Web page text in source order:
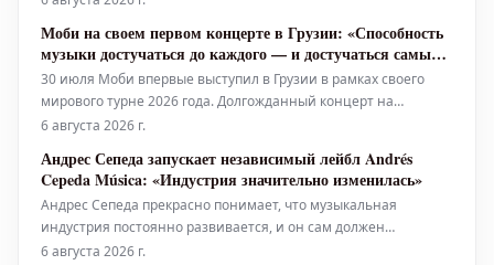
Дэйли во вторник обратился к своим поклонникам в
Instagram, чтобы заверить их,
Моби на своем первом концерте в Грузии: «Способность
музыки достучаться до каждого — и достучаться самым
личным образом»
30 июля Моби впервые выступил в Грузии в рамках своего
мирового турне 2026 года. Долгожданный концерт на
Международном автомотодроме Рустави под Тбилиси был
история музыкальной индустрии хранит имена многих
выдающихся музыкантов. Од
6 августа 2026 г.
Андрес Сепеда запускает независимый лейбл Andrés
Cepeda Música: «Индустрия значительно изменилась»
Андрес Сепеда прекрасно понимает, что музыкальная
индустрия постоянно развивается, и он сам должен
непрерывно меняться и адаптироваться. После трёх
6 августа 2026 г.